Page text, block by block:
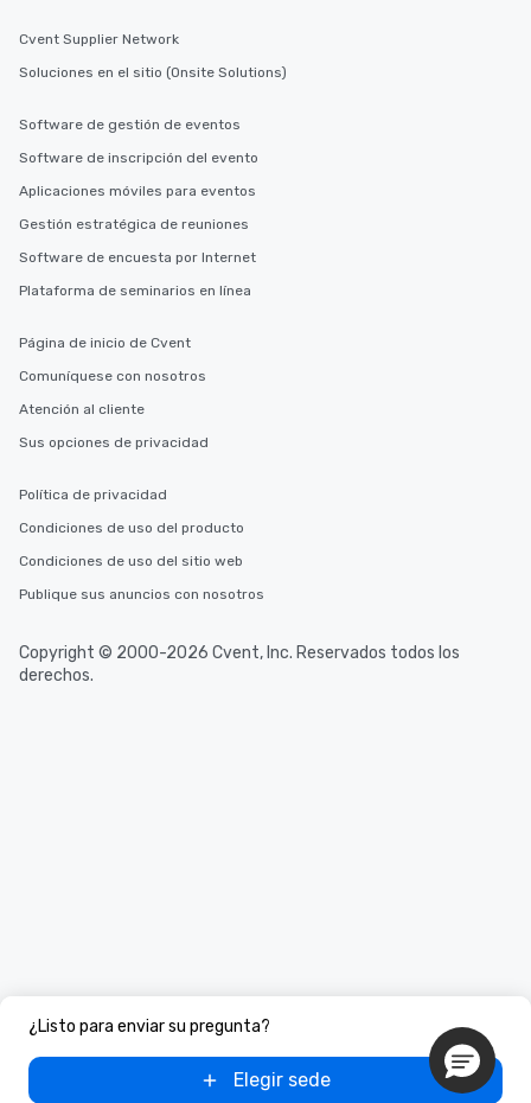
¿Listo para enviar su pregunta?
Elegir sede
Cvent Supplier Network
Soluciones en el sitio (Onsite Solutions)
Software de gestión de eventos
Software de inscripción del evento
Aplicaciones móviles para eventos
Gestión estratégica de reuniones
Software de encuesta por Internet
Plataforma de seminarios en línea
Página de inicio de Cvent
Comuníquese con nosotros
Atención al cliente
Sus opciones de privacidad
Política de privacidad
Condiciones de uso del producto
Condiciones de uso del sitio web
Publique sus anuncios con nosotros
Copyright © 2000-2026 Cvent, Inc. Reservados todos los
derechos.